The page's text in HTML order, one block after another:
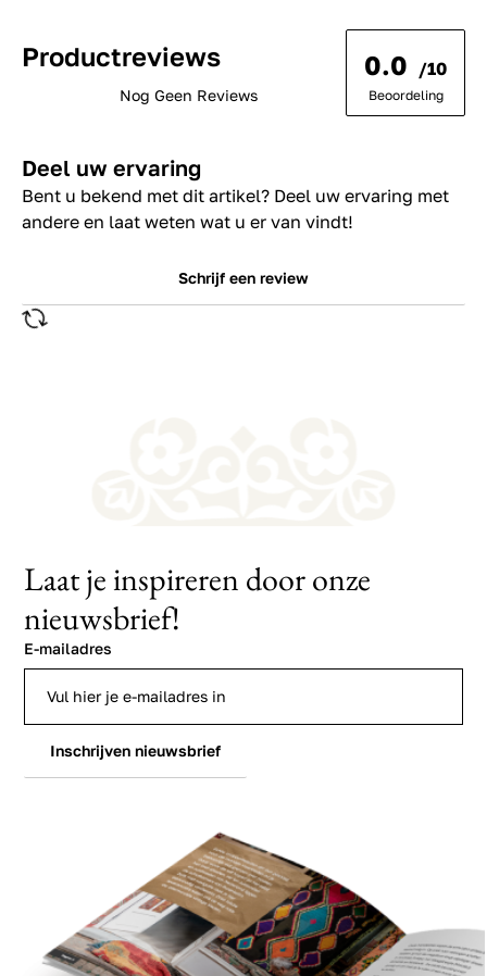
Productreviews
Nog Geen Reviews
0.0 /10
Beoordeling
Deel uw ervaring
Bent u bekend met dit artikel? Deel uw ervaring met
andere en laat weten wat u er van vindt!
Schrijf een review
Laat je inspireren door onze
nieuwsbrief!
E-mailadres
Inschrijven nieuwsbrief